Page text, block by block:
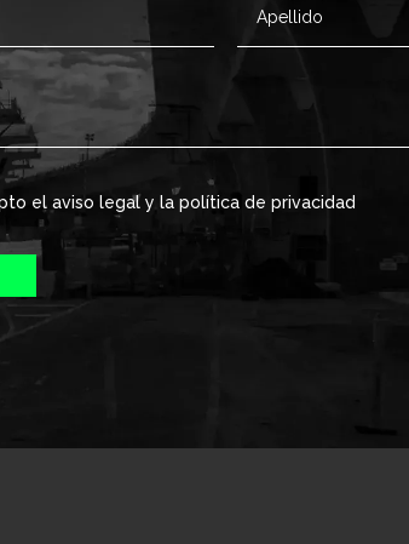
el aviso legal y la política de privacidad